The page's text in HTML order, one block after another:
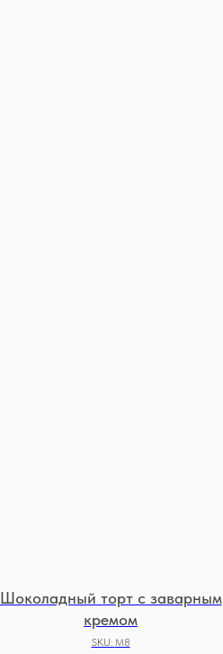
Шоколадный торт с заварным
кремом
SKU: М8